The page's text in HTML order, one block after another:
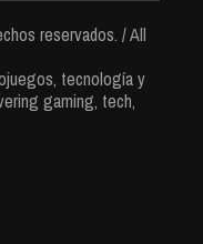
reservados. / All
tecnología y
gaming, tech,